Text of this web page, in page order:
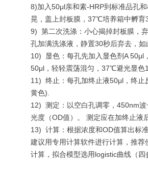
8)加入50μl亲和素-HRP到标准品孔
晃，盖上封板膜，37℃培养箱中孵育
9) 第二次洗涤：小心揭掉封板膜，
孔加满洗涤液，静置30秒后弃去，如
10)
显色：每孔先加入显色剂A 50μl
50μl，轻轻震荡混匀，37℃避光显色
11) 终止：每孔加终止液50μl，终止
黄色).
12) 测定：以空白孔调零，450nm
光度（OD值）。 测定应在加终止液
13) 计算：根据浓度和OD值算出标
建议用专用计算软件进行计算，推荐
计算，拟合模型选用logistic曲线（四